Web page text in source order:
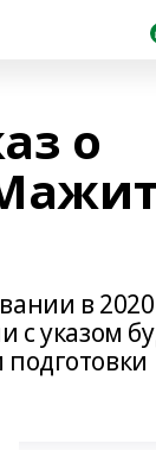
о
в 2020
с указом